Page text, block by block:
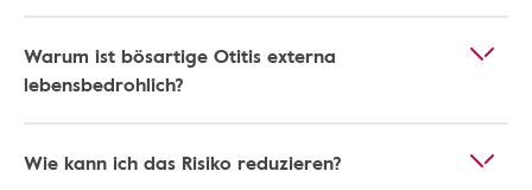
Warum ist bösartige Otitis externa
lebensbedrohlich?
Wie kann ich das Risiko reduzieren?